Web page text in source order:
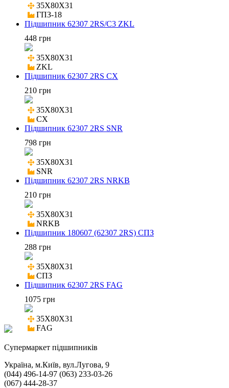
35X80X31
ГПЗ-18
Підшипник 62307 2RS/C3 ZKL
448 грн
35X80X31
ZKL
Підшипник 62307 2RS CX
210 грн
35X80X31
CX
Підшипник 62307 2RS SNR
798 грн
35X80X31
SNR
Підшипник 62307 2RS NRKB
210 грн
35X80X31
NRKB
Підшипник 180607 (62307 2RS) СПЗ
288 грн
35X80X31
СПЗ
Підшипник 62307 2RS FAG
1075 грн
35X80X31
FAG
Cупермаркет підшипників
Україна, м.Київ, вул.Лугова, 9
(044) 496-14-97 (063) 233-03-26
(067) 444-28-37